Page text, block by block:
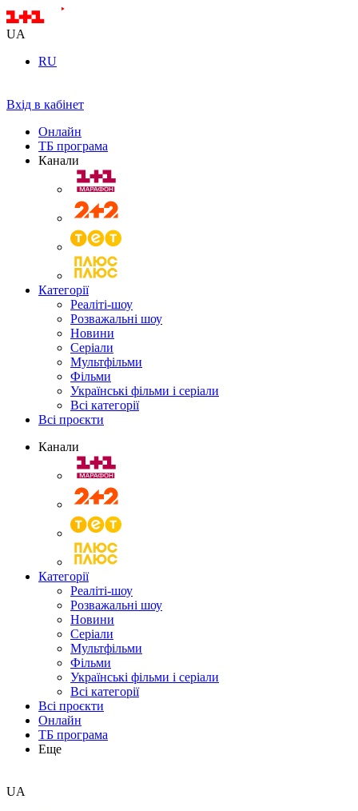
UA
RU
Вхід в кабінет
Онлайн
ТБ програма
Канали
Категорії
Реаліті-шоу
Розважальні шоу
Новини
Серіали
Мультфільми
Фільми
Українські фільми і серіали
Всі категорії
Всі проєкти
Канали
Категорії
Реаліті-шоу
Розважальні шоу
Новини
Серіали
Мультфільми
Фільми
Українські фільми і серіали
Всі категорії
Всі проєкти
Онлайн
ТБ програма
Еще
UA